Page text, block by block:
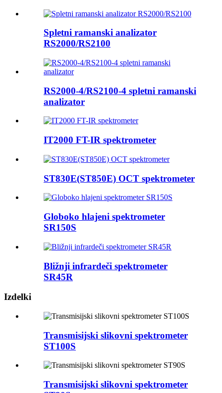
Spletni ramanski analizator
RS2000/RS2100
RS2000-4/RS2100-4 spletni ramanski
analizator
IT2000 FT-IR spektrometer
ST830E(ST850E) OCT spektrometer
Globoko hlajeni spektrometer
SR150S
Bližnji infrardeči spektrometer
SR45R
Izdelki
Transmisijski slikovni spektrometer
ST100S
Transmisijski slikovni spektrometer